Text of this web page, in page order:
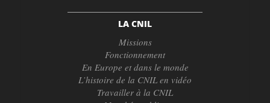
LA CNIL
Missions
Fonctionnement
En Europe et dans le monde
L’histoire de la CNIL en vidéo
Travailler à la CNIL